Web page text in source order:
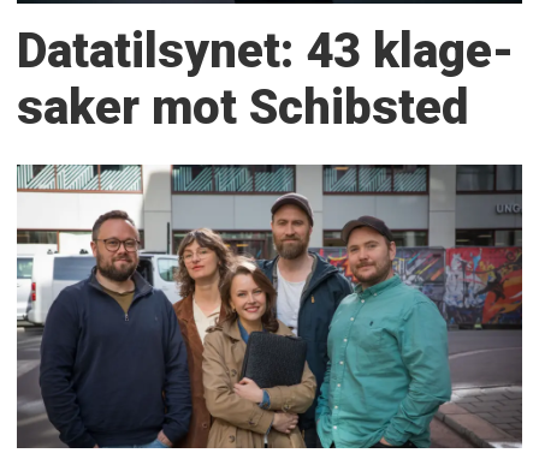
Datatilsynet: 43 klage­
saker mot Schibsted